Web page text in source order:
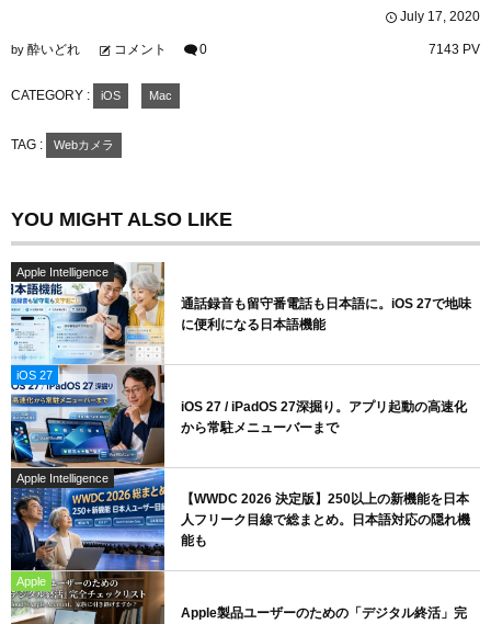
July 17, 2020
by 酔いどれ コメント 0 7143 PV
CATEGORY : iOS Mac
TAG : Webカメラ
YOU MIGHT ALSO LIKE
Apple Intelligence
通話録音も留守番電話も日本語に。iOS 27で地味
に便利になる日本語機能
iOS 27
iOS 27 / iPadOS 27深掘り。アプリ起動の高速化
から常駐メニューバーまで
Apple Intelligence
【WWDC 2026 決定版】250以上の新機能を日本
人フリーク目線で総まとめ。日本語対応の隠れ機
能も
Apple
Apple製品ユーザーのための「デジタル終活」完